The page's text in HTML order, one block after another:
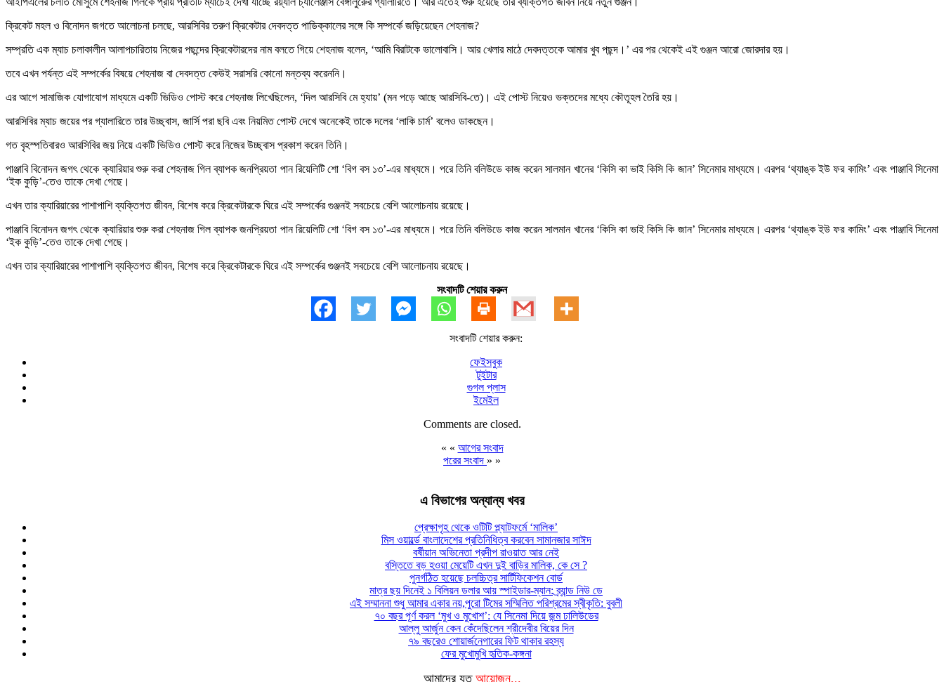
ক্রিকেট মহল ও বিনোদন জগতে আলোচনা চলছে, আরসিবির তরুণ ক্রিকেটার দেবদত্ত পাডিক্কালের সঙ্গে কি সম্পর্কে জড়িয়েছেন শেহনাজ?
সম্প্রতি এক ম্যাচ চলাকালীন আলাপচারিতায় নিজের পছন্দের ক্রিকেটারদের নাম বলতে গিয়ে শেহনাজ বলেন, ‘আমি বিরাটকে ভালোবাসি। আর খেলার মাঠে দেবদত্তকে আমার খুব পছন্দ।’ এর পর থেকেই এই গুঞ্জন আরো জোরদার হয়।
তবে এখন পর্যন্ত এই সম্পর্কের বিষয়ে শেহনাজ বা দেবদত্ত কেউই সরাসরি কোনো মন্তব্য করেননি।
এর আগে সামাজিক যোগাযোগ মাধ্যমে একটি ভিডিও পোস্ট করে শেহনাজ লিখেছিলেন, ‘দিল আরসিবি মে হ্যায়’ (মন পড়ে আছে আরসিবি-তে)। এই পোস্ট নিয়েও ভক্তদের মধ্যে কৌতূহল তৈরি হয়।
আরসিবির ম্যাচ জয়ের পর গ্যালারিতে তার উচ্ছ্বাস, জার্সি পরা ছবি এবং নিয়মিত পোস্ট দেখে অনেকেই তাকে দলের ‘লাকি চার্ম’ বলেও ডাকছেন।
গত বৃহস্পতিবারও আরসিবির জয় নিয়ে একটি ভিডিও পোস্ট করে নিজের উচ্ছ্বাস প্রকাশ করেন তিনি।
পাঞ্জাবি বিনোদন জগৎ থেকে ক্যারিয়ার শুরু করা শেহনাজ গিল ব্যাপক জনপ্রিয়তা পান রিয়েলিটি শো ‘বিগ বস ১৩’-এর মাধ্যমে। পরে তিনি বলিউডে কাজ করেন সালমান খানের ‘কিসি কা ভাই কিসি কি জান’ সিনেমার মাধ্যমে। এরপর ‘থ্যাঙ্ক ইউ ফর কামিং’ এবং পাঞ্জাবি সিনেমা
‘ইক কুড়ি’-তেও তাকে দেখা গেছে।
এখন তার ক্যারিয়ারের পাশাপাশি ব্যক্তিগত জীবন, বিশেষ করে ক্রিকেটারকে ঘিরে এই সম্পর্কের গুঞ্জনই সবচেয়ে বেশি আলোচনায় রয়েছে।
পাঞ্জাবি বিনোদন জগৎ থেকে ক্যারিয়ার শুরু করা শেহনাজ গিল ব্যাপক জনপ্রিয়তা পান রিয়েলিটি শো ‘বিগ বস ১৩’-এর মাধ্যমে। পরে তিনি বলিউডে কাজ করেন সালমান খানের ‘কিসি কা ভাই কিসি কি জান’ সিনেমার মাধ্যমে। এরপর ‘থ্যাঙ্ক ইউ ফর কামিং’ এবং পাঞ্জাবি সিনেমা
‘ইক কুড়ি’-তেও তাকে দেখা গেছে।
এখন তার ক্যারিয়ারের পাশাপাশি ব্যক্তিগত জীবন, বিশেষ করে ক্রিকেটারকে ঘিরে এই সম্পর্কের গুঞ্জনই সবচেয়ে বেশি আলোচনায় রয়েছে।
সংবাদটি শেয়ার করুন
সংবাদটি শেয়ার করুন:
ফেইসবুক
টুইটার
গুগল প্লাস
ইমেইল
Comments are closed.
« « আগের সংবাদ
পরের সংবাদ » »
এ বিভাগের অন্যান্য খবর
প্রেক্ষাগৃহ থেকে ওটিটি প্ল্যাটফর্মে ‘মালিক’
মিস ওয়ার্ল্ডে বাংলাদেশের প্রতিনিধিত্ব করবেন সামানজার সাঈদ
বর্ষীয়ান অভিনেতা প্রদীপ রাওয়াত আর নেই
বস্তিতে বড় হওয়া মেয়েটি এখন দুই বাড়ির মালিক, কে সে ?
পুনর্গঠিত হয়েছে চলচ্চিত্র সার্টিফিকেশন বোর্ড
মাত্র ছয় দিনেই ১ বিলিয়ন ডলার আয় স্পাইডার-ম্যান: ব্র্যান্ড নিউ ডে
এই সম্মাননা শুধু আমার একার নয়,পুরো টিমের সম্মিলিত পরিশ্রমের স্বীকৃতি: বুবলী
৭০ বছর পূর্ণ করল ‘মুখ ও মুখোশ’: যে সিনেমা দিয়ে জন্ম ঢালিউডের
আল্লু আর্জুন কেন কেঁদেছিলেন শ্রীদেবীর বিয়ের দিন
৭৯ বছরেও শোয়ার্জনেগারের ফিট থাকার রহস্য
ফের মুখোমুখি হৃতিক-কঙ্গনা
আমাদের যত আয়োজন...